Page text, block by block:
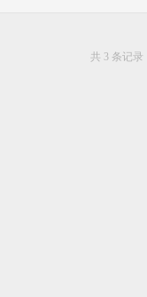
态受其使用环境影
共 3 条记